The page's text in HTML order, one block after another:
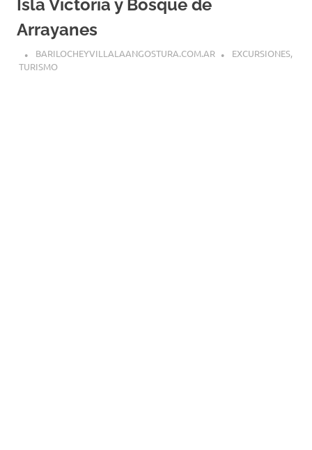
Isla Victoria y Bosque de
Arrayanes
BARILOCHEYVILLALAANGOSTURA.COM.AR EXCURSIONES,
TURISMO